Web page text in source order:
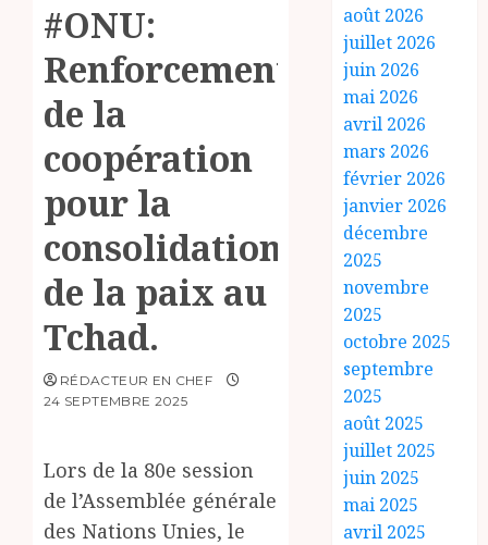
#ONU:
Renforcement
de la
coopération
pour la
consolidation
de la paix au
Tchad.
RÉDACTEUR EN CHEF
24 SEPTEMBRE 2025
Lors de la 80e session
de l’Assemblée générale
des Nations Unies, le
août 2026
juillet 2026
juin 2026
mai 2026
avril 2026
mars 2026
février 2026
janvier 2026
décembre
2025
novembre
2025
octobre 2025
septembre
2025
août 2025
juillet 2025
juin 2025
mai 2025
avril 2025